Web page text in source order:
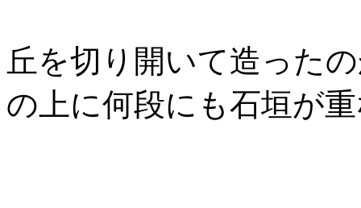
丘を切り開いて造った
の上に何段にも石垣が